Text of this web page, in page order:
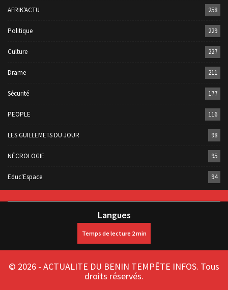
AFRIK'ACTU 258
Politique 229
Culture 227
Drame 211
Sécurité 177
PEOPLE 116
LES GUILLEMETS DU JOUR 98
NÉCROLOGIE 95
Educ'Espace 94
Langues
© 2026 - ACTUALITE DU BENIN TEMPÊTE INFOS. Tous
droits réservés.